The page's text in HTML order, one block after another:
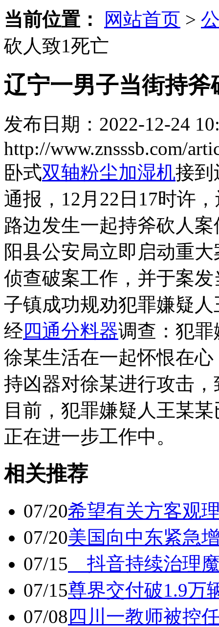
当前位置： 网站首页 >
砍人致1死亡
辽宁一男子当街持斧
发布日期：2022-12-24
http://www.znsssb.com/
卧式双轴粉尘加湿机接到
通报，12月22日17时许
路边发生一起持斧砍人
阳县公安局立即启动重
侦查破案工作，并于案
子镇成功规劝犯罪嫌疑
经四通分料器调查：犯
徐某生活在一起怀恨在
持凶器对徐某进行攻击
目前，犯罪嫌疑人王某
正在进一步工作中。
相关推荐
07/20希望有关方客观
07/20美国向中东紧急
07/15 抖音持续治理
07/15尊界交付破1.9万
07/08 四川一教师被控